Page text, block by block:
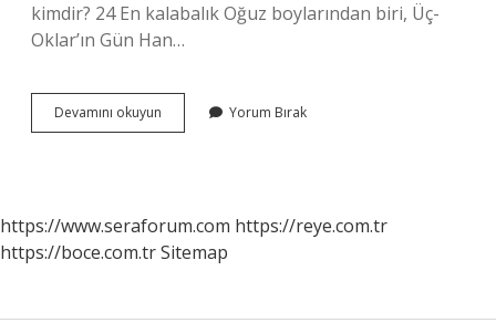
kimdir? 24 En kalabalık Oğuz boylarından biri, Üç-
Oklar’ın Gün Han…
Devamını okuyun Çepniler
Hangi
Yorum Bırak
https://www.seraforum.com https://reye.com.tr
https://boce.com.trSitemap